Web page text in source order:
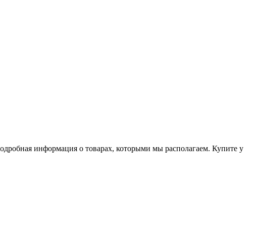
информация о товарах, которыми мы располагаем. Купите у